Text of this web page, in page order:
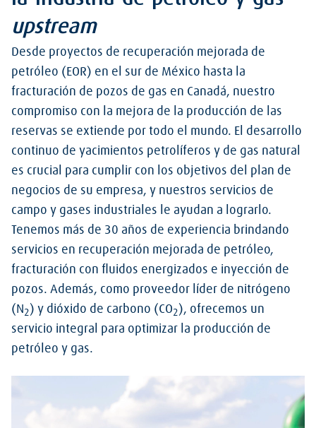
upstream
Desde proyectos de recuperación mejorada de
petróleo (EOR) en el sur de México hasta la
fracturación de pozos de gas en Canadá, nuestro
compromiso con la mejora de la producción de las
reservas se extiende por todo el mundo. El desarrollo
continuo de yacimientos petrolíferos y de gas natural
es crucial para cumplir con los objetivos del plan de
negocios de su empresa, y nuestros servicios de
campo y gases industriales le ayudan a lograrlo.
Tenemos más de 30 años de experiencia brindando
servicios en recuperación mejorada de petróleo,
fracturación con fluidos energizados e inyección de
pozos. Además, como proveedor líder de nitrógeno
(N 2 ) y dióxido de carbono (CO2 ), ofrecemos un
servicio integral para optimizar la producción de
petróleo y gas.